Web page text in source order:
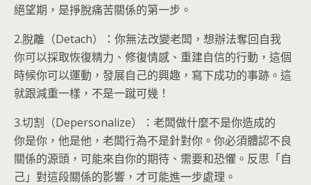
絕望期，是掙脫痛苦關係的第一步。
2.脫離（Detach）：你無法改變老闆，想辦法奪回自我
你可以採取恢復精力、修復情感、重建自信的行動，這個
時候你可以運動，發展自己的興趣，寫下成功的事跡。這
就跟減重一樣，不是一蹴可幾！
3.切割（Depersonalize）：老闆做什麼不是你造成的
你是你，他是他，老闆行為不是針對你。你必須體認不良
關係的源頭，可能來自你的期待、需要和恐懼。反思「自
己」對這段關係的影響，才可能進一步處理。